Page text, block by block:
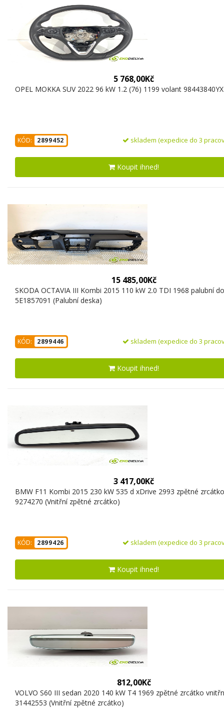
5 768,00Kč
OPEL MOKKA SUV 2022 96 kW 1.2 (76) 1199 volant
KÓD: 2899452 skladem (expedice do 3
Koupit ihned!
15 485,00Kč
SKODA OCTAVIA III Kombi 2015 110 kW 2.0 TDI 1968 palubní
5E1857091 (Palubní deska)
KÓD: 2899446 skladem (expedice do 3
Koupit ihned!
3 417,00Kč
BMW F11 Kombi 2015 230 kW 535 d xDrive 2993 zpětné
9274270 (Vnitřní zpětné zrcátko)
KÓD: 2899426 skladem (expedice do 3
Koupit ihned!
812,00Kč
VOLVO S60 III sedan 2020 140 kW T4 1969 zpětné zrcátko
31442553 (Vnitřní zpětné zrcátko)